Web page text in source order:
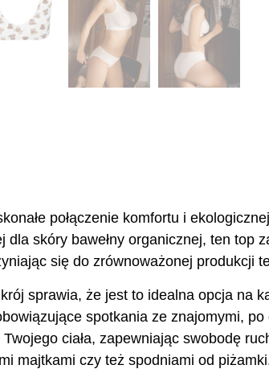
połączenie komfortu i
dla skóry bawełny organicznej, ten
się do zrównoważonej produkcji
sprawia, że jest to idealna opcja na
spotkania ze znajomymi,
ciała, zapewniając swobodę
majtkami czy też spodniami od